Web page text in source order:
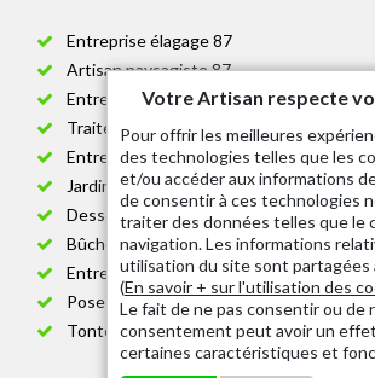
Entreprise élagage 87
Artisan paysagiste 87
Entreprise de jardinage 87
Traitement anti-chenille 87
Entreprise abattage arbre 87
Jardinier taille de haie 87
Dessouchage arbre et haie 87
Bûcheron 87
Entretien espace vert cimetière 87
Pose et changement grillage et clôture
Tonte de pelouse 87
Votre Artisan respecte
Pour offrir les meilleures
des technologies telles que les
et/ou accéder aux informations
de consentir à ces technologies
traiter des données telles que le
navigation. Les informations
utilisation du site sont partagées
(En savoir + sur l'utilisation des
Le fait de ne pas consentir ou de
consentement peut avoir un
certaines caractéristiques et